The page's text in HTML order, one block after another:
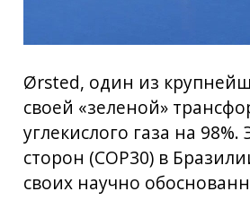
Ørsted, один из
своей «зеленой»
углекислого газа на
сторон (COP30) в
своих научно